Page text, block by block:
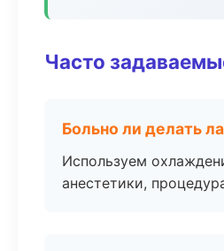
Часто
Больно ли делать
Используем
анестетики,